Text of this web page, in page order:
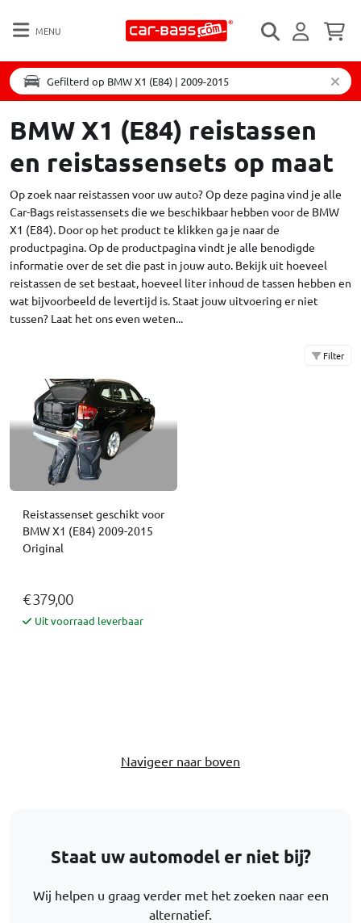
MENU
Gefilterd op BMW X1 (E84) | 2009-2015
BMW X1 (E84) reistassen
en reistassensets op maat
Op zoek naar reistassen voor uw auto? Op deze pagina vind je alle
Car-Bags reistassensets die we beschikbaar hebben voor de BMW
X1 (E84). Door op het product te klikken ga je naar de
productpagina. Op de productpagina vindt je alle benodigde
informatie over de set die past in jouw auto. Bekijk uit hoeveel
reistassen de set bestaat, hoeveel liter inhoud de tassen hebben en
wat bijvoorbeeld de levertijd is. Staat jouw uitvoering er niet
tussen? Laat het ons even weten...
Filter
Reistassenset geschikt voor
BMW X1 (E84) 2009-2015
Original
€ 379,00
Uit voorraad leverbaar
Navigeer naar boven
Staat uw automodel er niet bij?
Wij helpen u graag verder met het zoeken naar een
alternatief.